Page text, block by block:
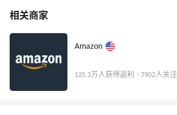
相关商家
Amazon
125.3万人获得返利 · 7902人关注